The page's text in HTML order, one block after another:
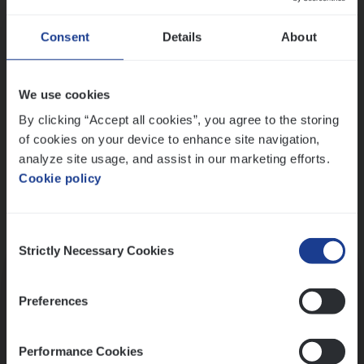
Consent Details About
We use cookies
By clicking “Accept all cookies”, you agree to the storing
of cookies on your device to enhance site navigation,
analyze site usage, and assist in our marketing efforts.
Cookie policy
Selection
Strictly Necessary Cookies
Preferences
Performance Cookies
Ons sollicitatieproces